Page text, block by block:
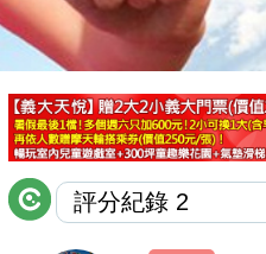
推薦景點
討論區
聯絡我們